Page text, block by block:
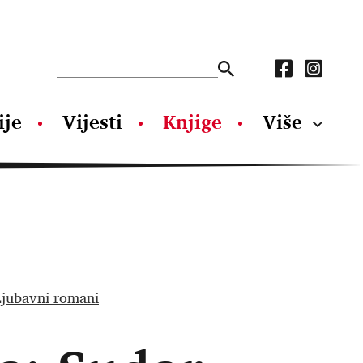
Vijesti Knjige Više
romani